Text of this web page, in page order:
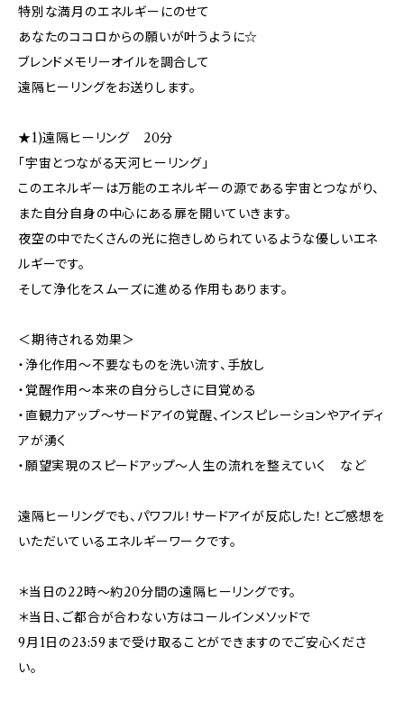
特別な満月のエネルギーにのせて
あなたのココロからの願いが叶うように☆
ブレンドメモリーオイルを調合して
遠隔ヒーリングをお送りします。
★1)遠隔ヒーリング 20分
「宇宙とつながる天河ヒーリング」
このエネルギーは万能のエネルギーの源である宇宙とつながり、
また自分自身の中心にある扉を開いていきます。
夜空の中でたくさんの光に抱きしめられているような優しいエネ
ルギーです。
そして浄化をスムーズに進める作用もあります。
＜期待される効果＞
・浄化作用～不要なものを洗い流す、手放し
・覚醒作用～本来の自分らしさに目覚める
・直観力アップ～サードアイの覚醒、インスピレーションやアイディ
アが湧く
・願望実現のスピードアップ～人生の流れを整えていく など
遠隔ヒーリングでも、パワフル！サードアイが反応した！とご感想を
いただいているエネルギーワークです。
＊当日の22時～約20分間の遠隔ヒーリングです。
＊当日、ご都合が合わない方はコールインメソッドで
9月1日の23:59まで受け取ることができますのでご安心くださ
い。